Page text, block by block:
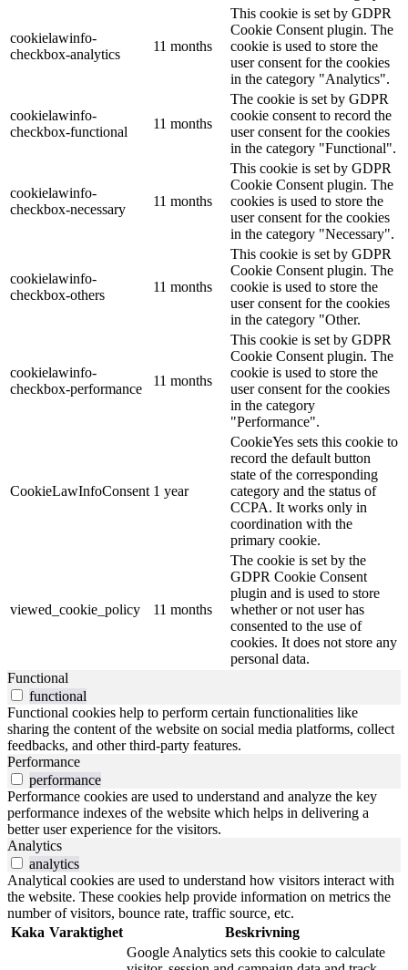
cookielawinfo-
checkbox-analytics
11 months
This cookie is set by GDPR
Cookie Consent plugin. The
cookie is used to store the
user consent for the cookies
in the category "Analytics".
cookielawinfo-
checkbox-functional
11 months
The cookie is set by GDPR
cookie consent to record the
user consent for the cookies
in the category "Functional".
cookielawinfo-
checkbox-necessary
11 months
This cookie is set by GDPR
Cookie Consent plugin. The
cookies is used to store the
user consent for the cookies
in the category "Necessary".
cookielawinfo-
checkbox-others
11 months
This cookie is set by GDPR
Cookie Consent plugin. The
cookie is used to store the
user consent for the cookies
in the category "Other.
cookielawinfo-
checkbox-performance
11 months
This cookie is set by GDPR
Cookie Consent plugin. The
cookie is used to store the
user consent for the cookies
in the category
"Performance".
CookieLawInfoConsent 1 year
CookieYes sets this cookie to
record the default button
state of the corresponding
category and the status of
CCPA. It works only in
coordination with the
primary cookie.
viewed_cookie_policy 11 months
The cookie is set by the
GDPR Cookie Consent
plugin and is used to store
whether or not user has
consented to the use of
cookies. It does not store any
personal data.
Functional
functional
Functional cookies help to perform certain functionalities like
sharing the content of the website on social media platforms, collect
feedbacks, and other third-party features.
Performance
performance
Performance cookies are used to understand and analyze the key
performance indexes of the website which helps in delivering a
better user experience for the visitors.
Analytics
analytics
Analytical cookies are used to understand how visitors interact with
the website. These cookies help provide information on metrics the
number of visitors, bounce rate, traffic source, etc.
Kaka Varaktighet Beskrivning
Google Analytics sets this cookie to calculate